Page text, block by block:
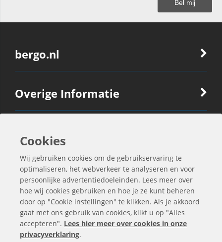
bergo.nl
Overige Informatie
Ook Interessant
Contactgegevens
Cookies
Wij gebruiken cookies om de gebruikservaring te
optimaliseren, het webverkeer te analyseren en voor
persoonlijke advertentiedoeleinden. Lees meer over
hoe wij cookies gebruiken en hoe je ze kunt beheren
door op "Cookie instellingen" te klikken. Als je akkoord
gaat met ons gebruik van cookies, klikt u op "Alles
accepteren". Lees hier meer over cookies in onze
privacyverklaring.